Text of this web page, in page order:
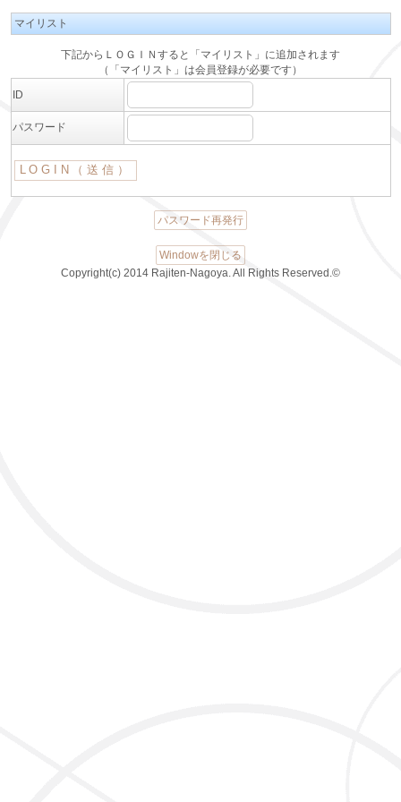
マイリスト
下記からＬＯＧＩＮすると「マイリスト」に追加されます
（「マイリスト」は会員登録が必要です）
ID
パスワード
パスワード再発行
Windowを閉じる
Copyright(c) 2014 Rajiten-Nagoya. All Rights Reserved.©